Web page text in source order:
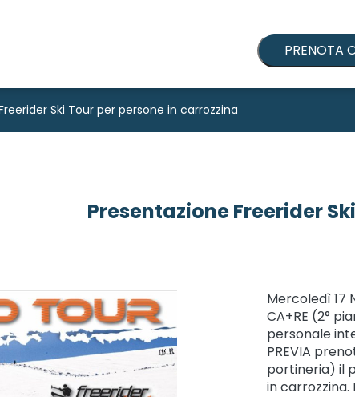
PRENOTA
Ski Tour per persone in carrozzina
Presentazione Freerider
Mercoledì 17
CA+RE (2°
personale
PREVIA
portineria) il
in carrozzina.